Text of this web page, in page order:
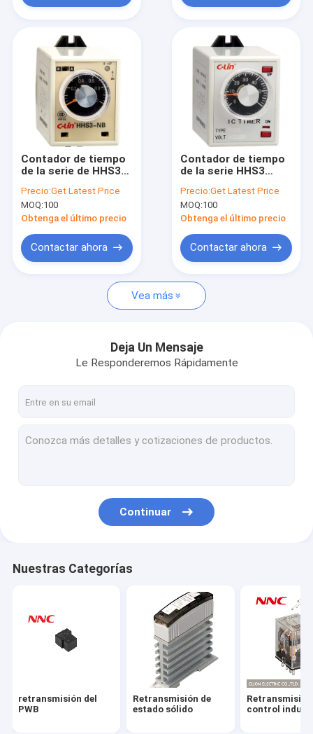
Productos
Sobre nosotros
Visita a la fábrica
Control de Calidad
noticias
Todos los casos
Solicitar una cotización
Retransmisión de estado sólido
Retransmisión de control industrial
Interruptor de límite
El sensor
Retransmisión del tiempo
Contador de tiempo
de la serie de HHS3-
Precio:Get Latest Price
MOQ:100
Obtenga el último precio
Contactar ahora
Contador de tiempo
de la serie HHS3
Precio:Get Latest Price
MOQ:100
Obtenga el último precio
Contactar ahora
Vea más
Deja Un Mensaje
Le Responderemos Rápidamente
Continuar
Nuestras Categorías
retransmisión del
PWB
Retransmisión de
estado sólido
Retransmisión
control